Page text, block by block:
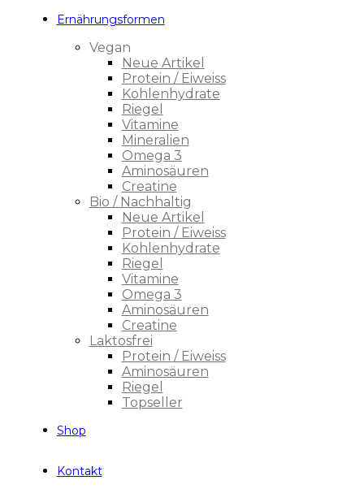
Ernährungsformen
Vegan
Neue Artikel
Protein / Eiweiss
Kohlenhydrate
Riegel
Vitamine
Mineralien
Omega 3
Aminosäuren
Creatine
Bio / Nachhaltig
Neue Artikel
Protein / Eiweiss
Kohlenhydrate
Riegel
Vitamine
Omega 3
Aminosäuren
Creatine
Laktosfrei
Protein / Eiweiss
Aminosäuren
Riegel
Topseller
Shop
Kontakt